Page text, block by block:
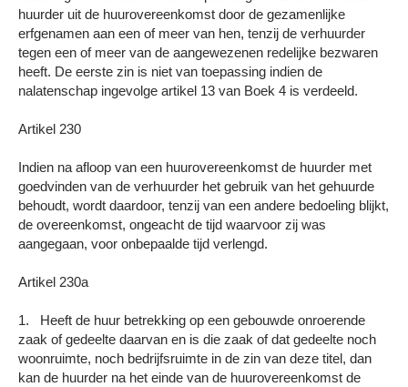
huurder uit de huurovereenkomst door de gezamenlijke
erfgenamen aan een of meer van hen, tenzij de verhuurder
tegen een of meer van de aangewezenen redelijke bezwaren
heeft. De eerste zin is niet van toepassing indien de
nalatenschap ingevolge artikel 13 van Boek 4 is verdeeld.
Artikel 230
Indien na afloop van een huurovereenkomst de huurder met
goedvinden van de verhuurder het gebruik van het gehuurde
behoudt, wordt daardoor, tenzij van een andere bedoeling blijkt,
de overeenkomst, ongeacht de tijd waarvoor zij was
aangegaan, voor onbepaalde tijd verlengd.
Artikel 230a
1. Heeft de huur betrekking op een gebouwde onroerende
zaak of gedeelte daarvan en is die zaak of dat gedeelte noch
woonruimte, noch bedrijfsruimte in de zin van deze titel, dan
kan de huurder na het einde van de huurovereenkomst de